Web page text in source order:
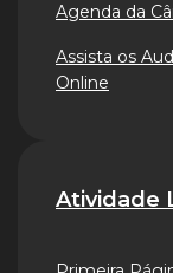
Agenda da
Assista os
Online
Atividade